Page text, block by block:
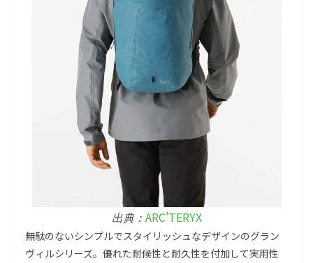
出典： ARC’TERYX
無駄のないシンプルでスタイリッシュなデザインのグラン
ヴィルシリーズ。優れた耐候性と耐久性を付加して実用性